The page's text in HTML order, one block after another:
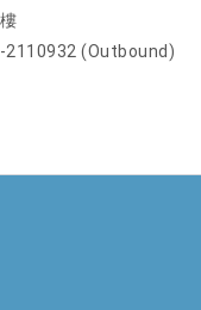
(Outbound)